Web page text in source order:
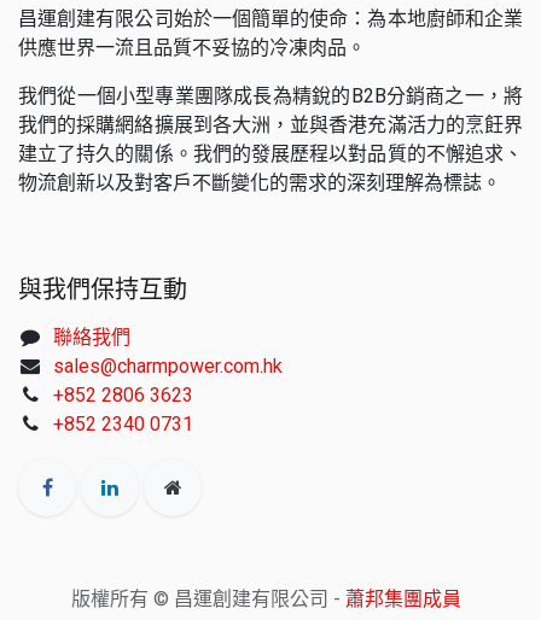
昌運創建有限公司始於一個簡單的使命：為本地廚師和企業
供應世界一流且品質不妥協的冷凍肉品。
我們從一個小型專業團隊成長為精銳的B2B分銷商之一，將
我們的採購網絡擴展到各大洲，並與香港充滿活力的烹飪界
建立了持久的關係。我們的發展歷程以對品質的不懈追求、
物流創新以及對客戶不斷變化的需求的深刻理解為標誌。
與我們保持互動
聯絡我們
sales@charmpower.com.hk
+852 2806 3623
+852 2340 0731
版權所有 © 昌運創建有限公司 - 蕭邦集團成員